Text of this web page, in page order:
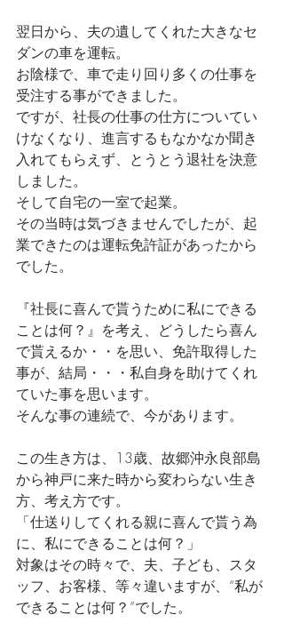
翌日から、夫の遺してくれた大きなセ
ダンの車を運転。
お陰様で、車で走り回り多くの仕事を
受注する事ができました。
ですが、社長の仕事の仕方についてい
けなくなり、進言するもなかなか聞き
入れてもらえず、とうとう退社を決意
しました。
そして自宅の一室で起業。
その当時は気づきませんでしたが、起
業できたのは運転免許証があったから
でした。
『社長に喜んで貰うために私にできる
ことは何？』を考え、どうしたら喜ん
で貰えるか・・を思い、免許取得した
事が、結局・・・私自身を助けてくれ
ていた事を思います。
そんな事の連続で、今があります。
この生き方は、13歳、故郷沖永良部島
から神戸に来た時から変わらない生き
方、考え方です。
「仕送りしてくれる親に喜んで貰う為
に、私にできることは何？」
対象はその時々で、夫、子ども、スタ
ッフ、お客様、等々違いますが、“私が
できることは何？”でした。